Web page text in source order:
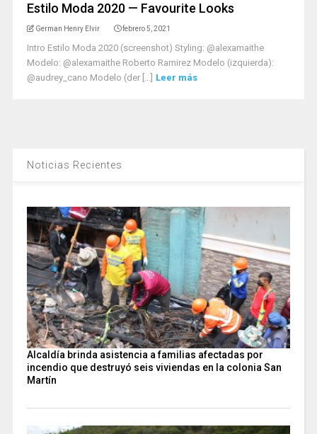
Estilo Moda 2020 — Favourite Looks
German Henry Elvir febrero 5, 2021
Intro Estilo Moda 2020 (screenshot) Styling: @alexamaithe
Modelo: @alexamaithe Roberto Ramirez Modelo (izquierda):
@audrey_cano Modelo (der [...] Leer más
Noticias Recientes
Alcaldía brinda asistencia a familias afectadas por
incendio que destruyó seis viviendas en la colonia San
Martín